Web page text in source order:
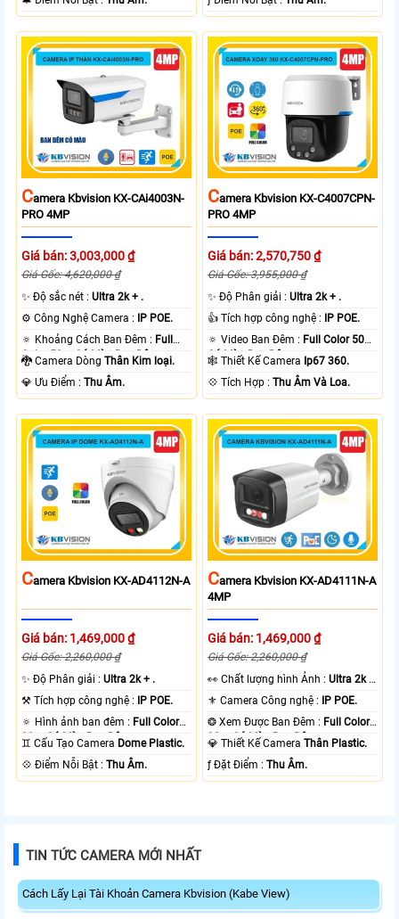
CAmera Kbvision KX-CAi4003N-
PRO 4MP
Giá bán: 3,003,000 ₫
Giá Gốc: 4,620,000 ₫
✨ Độ sắc nét :Ultra 2k + .
⚙ Công Nghệ Camera : IP POE.
🔅 Khoảng Cách Ban Đêm : Full
Color 50m Có Màu Ban Ðêm.
🐉️ Camera DòngThân Kim loại.
️💎 Ưu Điểm :Thu Âm.
CAmera Kbvision KX-C4007CPN-
PRO 4MP
Giá bán: 2,570,750 ₫
Giá Gốc: 3,955,000 ₫
✨ Độ Phân giải :Ultra 2k + .
👍 Tích hợp công nghệ : IP POE.
🔅 Video Ban Đêm : Full Color 50m
Có Màu Ban Ðêm.
🕸️ Thiết Kế Camera Ip67 360.
️💠 Tích Hợp :Thu Âm Và Loa.
CAmera Kbvision KX-AD4112N-A
Giá bán: 1,469,000 ₫
Giá Gốc: 2,260,000 ₫
✨ Độ Phân giải :Ultra 2k + .
⚒ Tích hợp công nghệ : IP POE.
🔅 Hình ảnh ban đêm : Full Color
30m Có Màu Ban Ðêm.
♊ Cấu Tạo Camera Dome Plastic.
️💠 Điểm Nỗi Bật :Thu Âm.
CAmera Kbvision KX-AD4111N-A
4MP
Giá bán: 1,469,000 ₫
Giá Gốc: 2,260,000 ₫
️👀 Chất lượng hình Ảnh :Ultra 2k +
⚜️ Camera Công nghệ : IP POE.
❂ Xem Được Ban Đêm : Full Color
30m Có Màu Ban Ðêm.
💎 Thiết Kế CameraThân Plastic.
️ƒ Đặt Điểm :Thu Âm.
TIN TỨC CAMERA MỚI NHẤT
Cách Lấy Lại Tài Khoản Camera Kbvision (Kabe View)